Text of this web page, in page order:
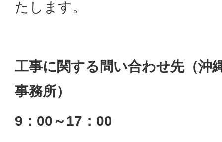
たします。
工事に関する問い合わせ先（沖
事務所）
9：00～17：00